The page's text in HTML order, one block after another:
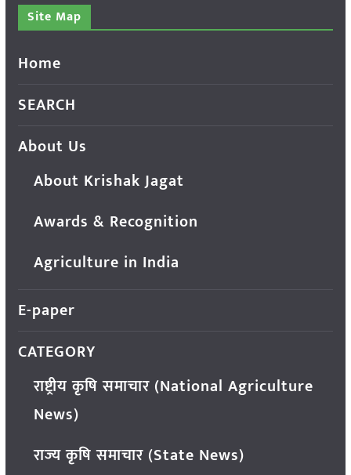
Site Map
Home
SEARCH
About Us
About Krishak Jagat
Awards & Recognition
Agriculture in India
E-paper
CATEGORY
राष्ट्रीय कृषि समाचार (National Agriculture
News)
राज्य कृषि समाचार (State News)